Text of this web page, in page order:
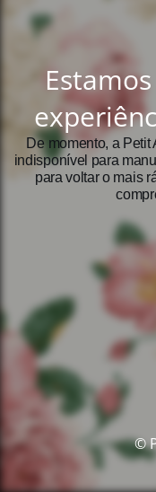
De momento, a Petit
indisponível para
para voltar o mais
©